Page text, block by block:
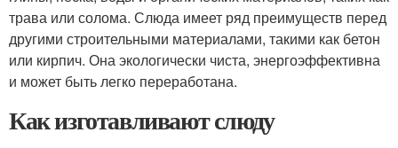
трава или солома. Слюда имеет ряд преимуществ перед
другими строительными материалами, такими как бетон
или кирпич. Она экологически чиста, энергоэффективна
и может быть легко переработана.
Как изготавливают слюду